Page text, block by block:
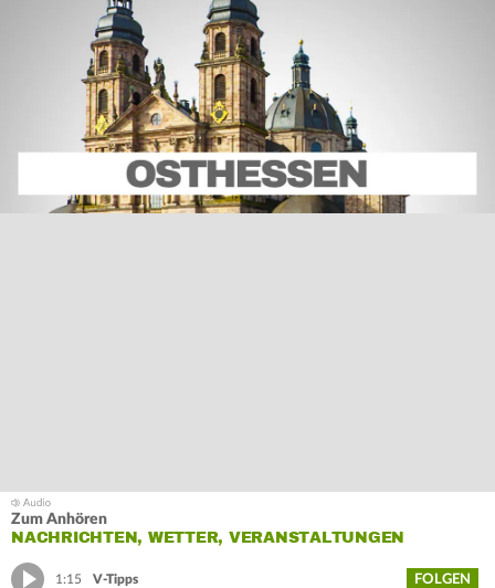
Zum Anhören
NACHRICHTEN, WETTER, VERANSTALTUNGEN
1:15 V-Tipps FOLGEN